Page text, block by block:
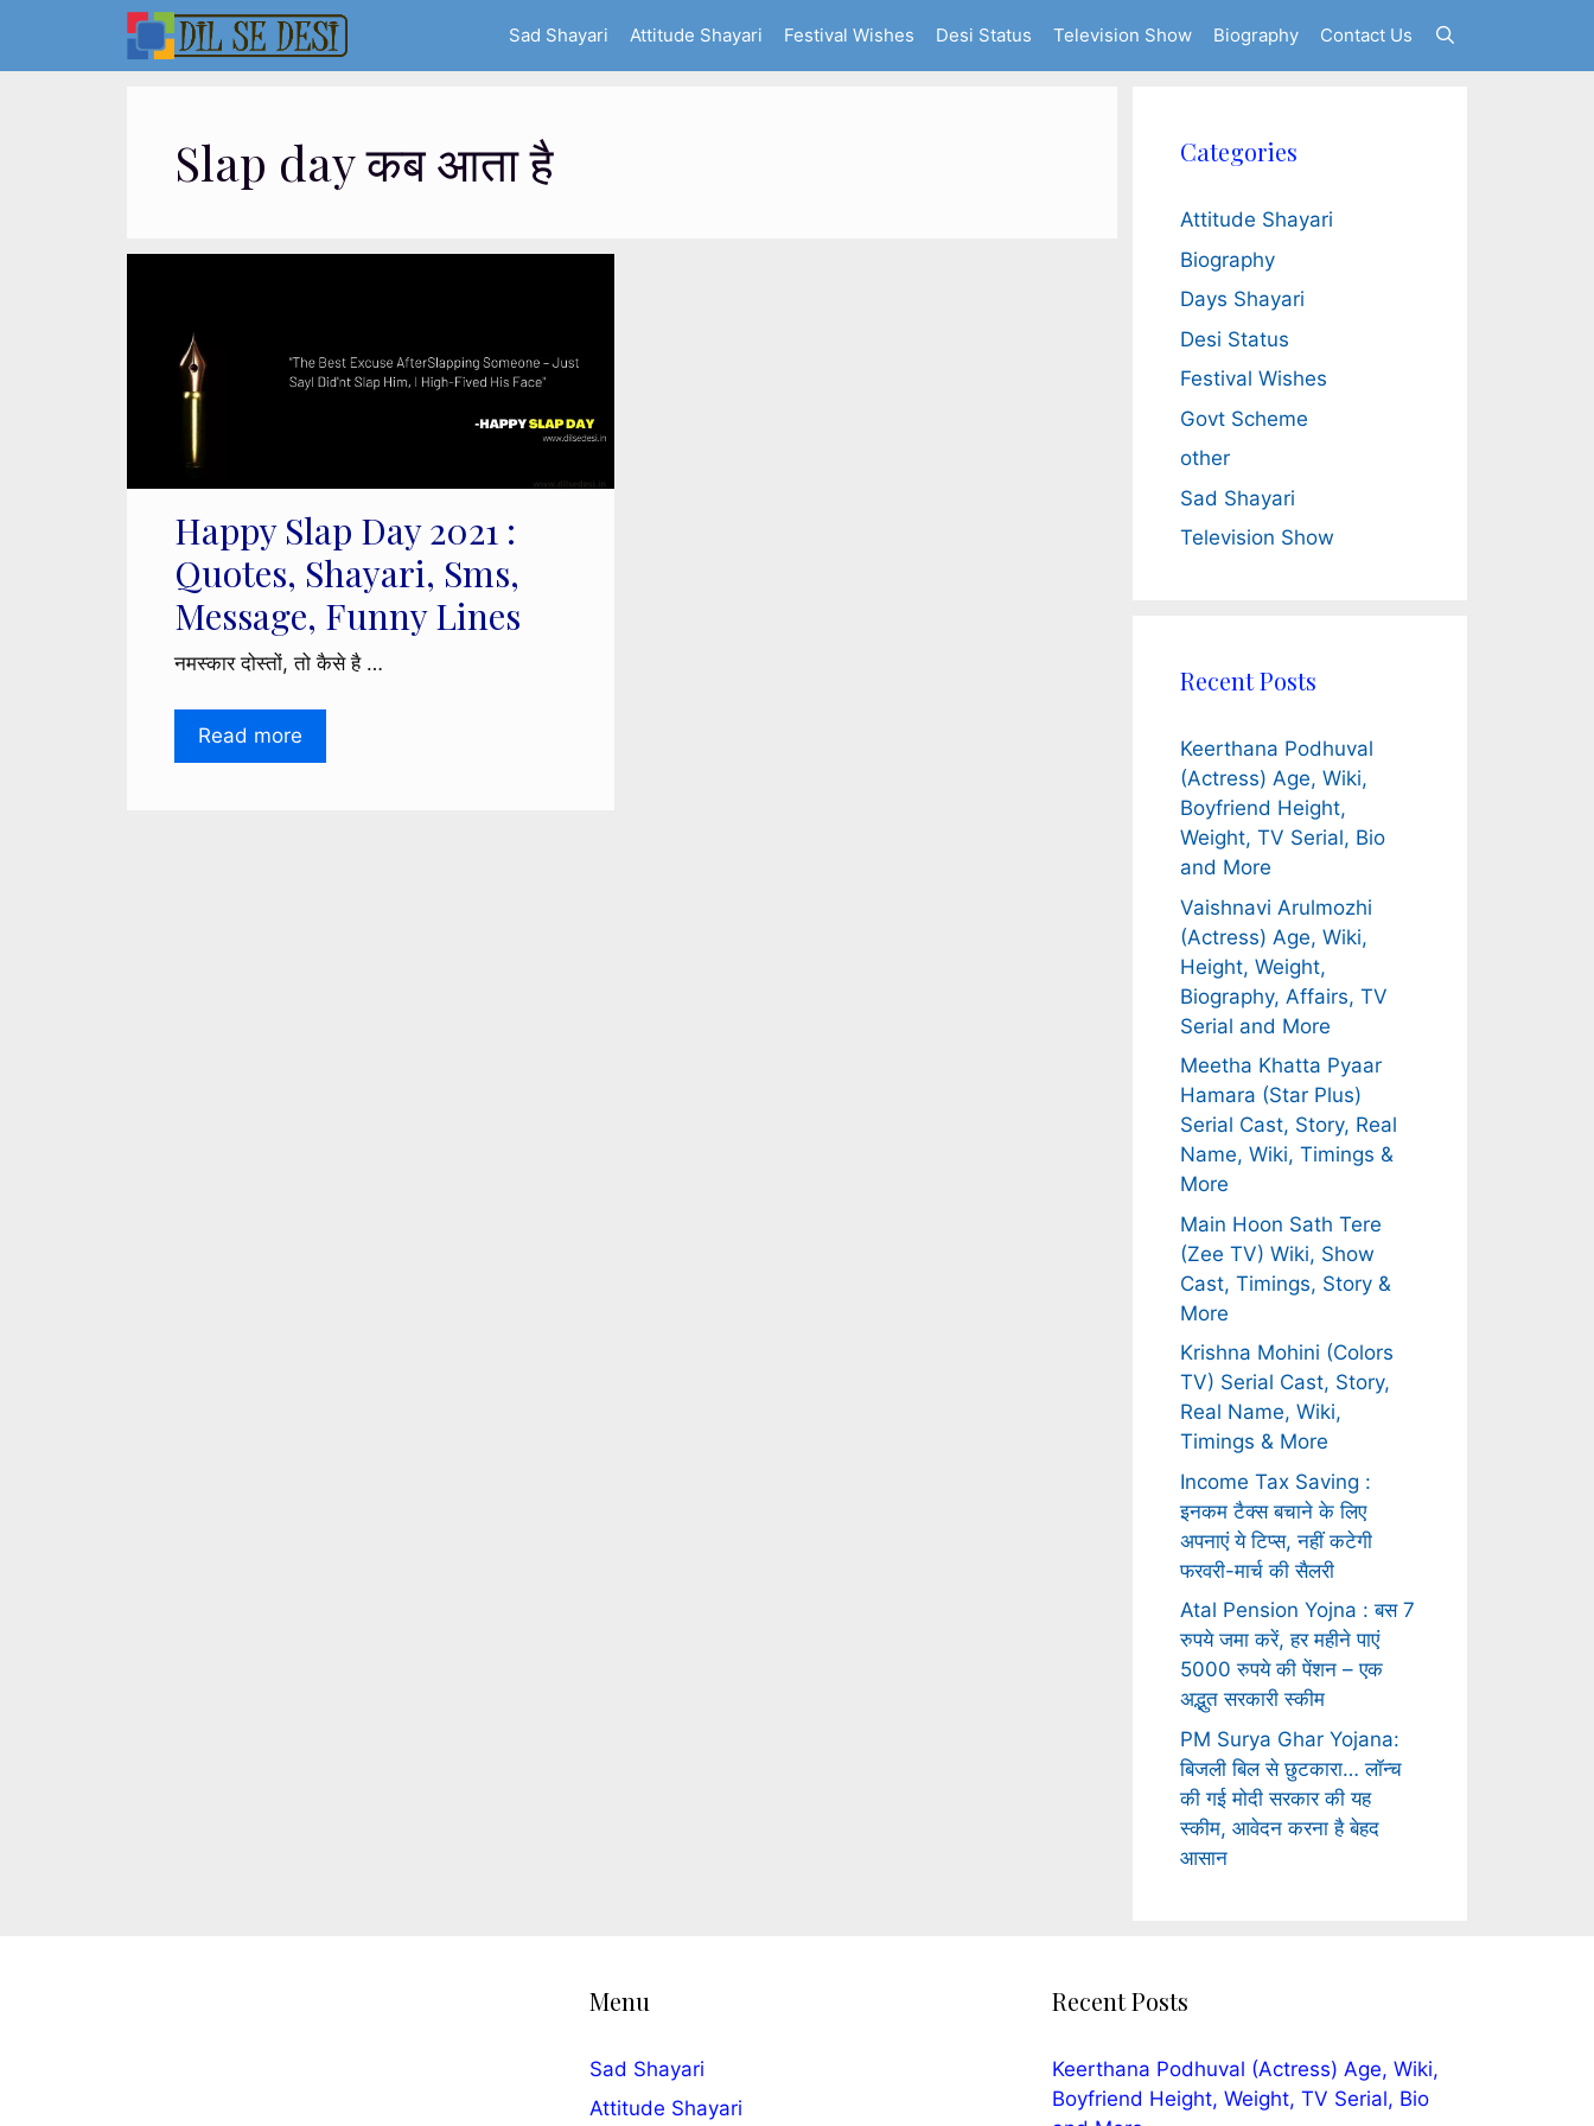
content
Sad Shayari Attitude Shayari Festival Wishes Desi Status Television Show Biography Contact Us
Slap day कब आता है
Happy Slap Day 2021 :
Quotes, Shayari, Sms,
Message, Funny Lines
नमस्कार दोस्तों, तो कैसे है …
Read more
Categories
Attitude Shayari
Biography
Days Shayari
Desi Status
Festival Wishes
Govt Scheme
other
Sad Shayari
Television Show
Recent Posts
Keerthana Podhuval
(Actress) Age, Wiki,
Boyfriend Height,
Weight, TV Serial, Bio
and More
Vaishnavi Arulmozhi
(Actress) Age, Wiki,
Height, Weight,
Biography, Affairs, TV
Serial and More
Meetha Khatta Pyaar
Hamara (Star Plus)
Serial Cast, Story, Real
Name, Wiki, Timings &
More
Main Hoon Sath Tere
(Zee TV) Wiki, Show
Cast, Timings, Story &
More
Krishna Mohini (Colors
TV) Serial Cast, Story,
Real Name, Wiki,
Timings & More
Income Tax Saving :
इनकम टैक्स बचाने के लिए
अपनाएं ये टिप्स, नहीं कटेगी
फरवरी-मार्च की सैलरी
Atal Pension Yojna : बस 7
रुपये जमा करें, हर महीने पाएं
5000 रुपये की पेंशन – एक
अद्भुत सरकारी स्कीम
PM Surya Ghar Yojana:
बिजली बिल से छुटकारा… लॉन्च
की गई मोदी सरकार की यह
स्कीम, आवेदन करना है बेहद
आसान
Menu
Sad Shayari
Attitude Shayari
Recent Posts
Keerthana Podhuval (Actress) Age, Wiki,
Boyfriend Height, Weight, TV Serial, Bio